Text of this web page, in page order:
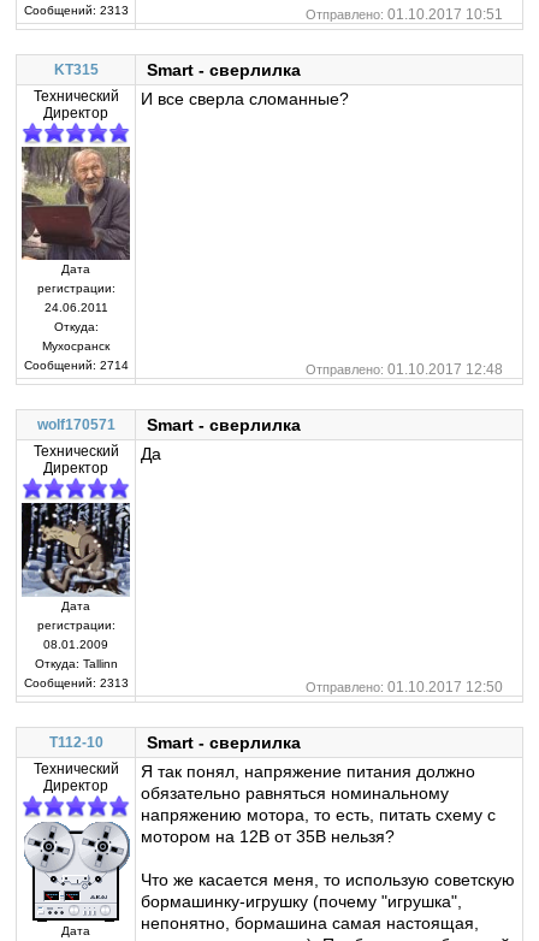
Сообщений: 2313 Отправлено: 01.10.2017 10:51
KT315 Smart - сверлилка
Технический
Директор
Дата
регистрации:
24.06.2011
Откуда:
Мухосранск
Сообщений: 2714
И все сверла сломанные?
Отправлено: 01.10.2017 12:48
wolf170571 Smart - сверлилка
Технический
Директор
Дата
регистрации:
08.01.2009
Откуда: Tallinn
Сообщений: 2313
Да
Отправлено: 01.10.2017 12:50
T112-10 Smart - сверлилка
Технический
Директор
Дата
Я так понял, напряжение питания должно
обязательно равняться номинальному
напряжению мотора, то есть, питать схему с
мотором на 12В от 35В нельзя?
Что же касается меня, то использую советскую
бормашинку-игрушку (почему "игрушка",
непонятно, бормашина самая настоящая,